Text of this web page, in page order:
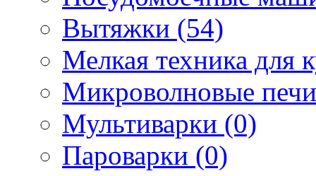
Вытяжки (54)
Мелкая техника для
Микроволновые
Мультиварки (0)
Пароварки (0)